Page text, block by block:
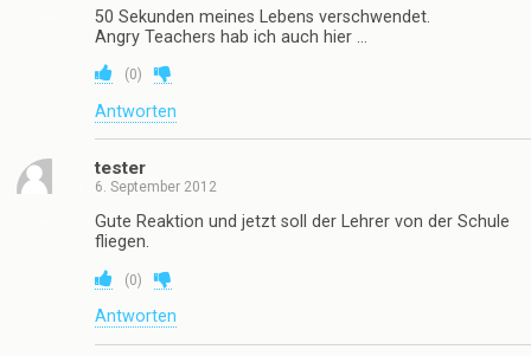
50 Sekunden meines Lebens verschwendet.
Angry Teachers hab ich auch hier …
(0)
Antworten
tester
6. September 2012
Gute Reaktion und jetzt soll der Lehrer von der Schule
fliegen.
(0)
Antworten